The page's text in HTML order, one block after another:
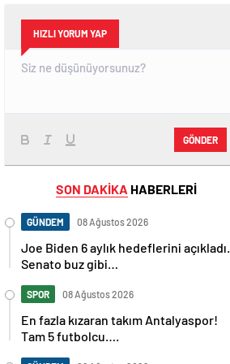
HIZLI YORUM YAP
GÖNDER
SON DAKİKA HABERLERİ
GÜNDEM 08 Ağustos 2026
Joe Biden 6 aylık hedeflerini açıkladı.
Senato buz gibi…
SPOR 08 Ağustos 2026
En fazla kızaran takım Antalyaspor!
Tam 5 futbolcu….